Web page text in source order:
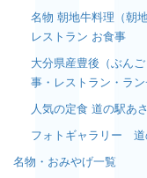
名物 朝地牛料理（朝
レストラン お食事
大分県産豊後（ぶん
事・レストラン・ラ
人気の定食 道の駅あ
フォトギャラリー
名物・おみやげ一覧